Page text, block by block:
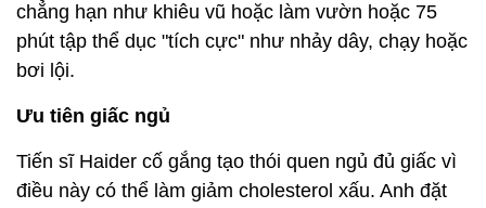
chẳng hạn như khiêu vũ hoặc làm vườn hoặc 75
phút tập thể dục "tích cực" như nhảy dây, chạy hoặc
bơi lội.
Ưu tiên giấc ngủ
Tiến sĩ Haider cố gắng tạo thói quen ngủ đủ giấc vì
điều này có thể làm giảm cholesterol xấu. Anh đặt